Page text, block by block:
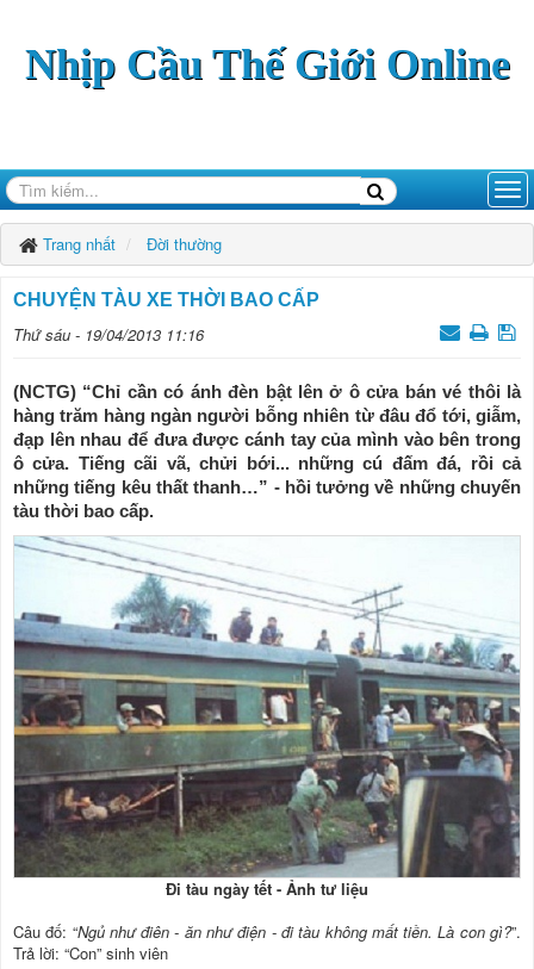
Nhịp Cầu Thế Giới Online
Trang nhất Đời thường
CHUYỆN TÀU XE THỜI BAO CẤP
Thứ sáu - 19/04/2013 11:16
(NCTG) “Chỉ cần có ánh đèn bật lên ở ô cửa bán vé thôi là
hàng trăm hàng ngàn người bỗng nhiên từ đâu đổ tới, giẫm,
đạp lên nhau để đưa được cánh tay của mình vào bên trong
ô cửa. Tiếng cãi vã, chửi bới... những cú đấm đá, rồi cả
những tiếng kêu thất thanh…” - hồi tưởng về những chuyến
tàu thời bao cấp.
Đi tàu ngày tết - Ảnh tư liệu
Câu đố: “Ngủ như điên - ăn như điện - đi tàu không mất tiền. Là con gì?”.
Trả lời: “Con” sinh viên